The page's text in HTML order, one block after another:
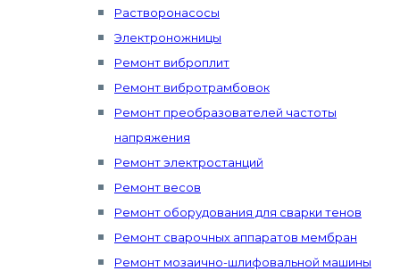
Растворонасосы
Электроножницы
Ремонт виброплит
Ремонт вибротрамбовок
Ремонт преобразователей частоты
напряжения
Ремонт электростанций
Ремонт весов
Ремонт оборудования для сварки тенов
Ремонт сварочных аппаратов мембран
Ремонт мозаично-шлифовальной машины